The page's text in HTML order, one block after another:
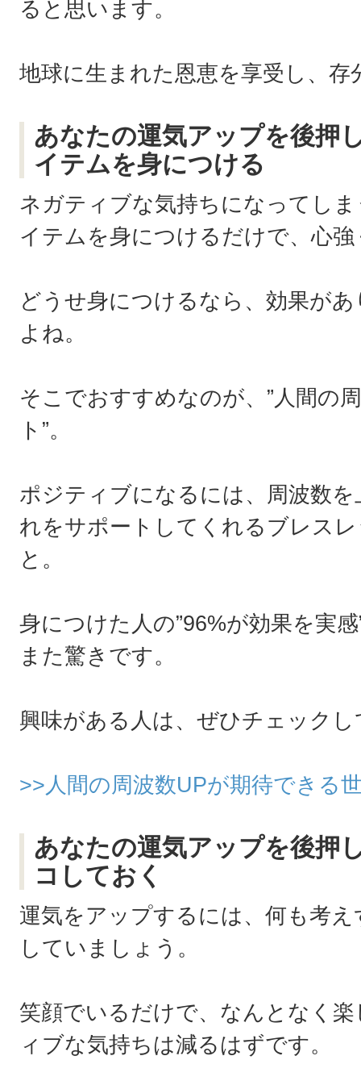
ると思います。
地球に生まれた恩恵を享受し、存
あなたの運気アップを後押
イテムを身につける
ネガティブな気持ちになってし
イテムを身につけるだけで、心
どうせ身につけるなら、効果が
よね。
そこでおすすめなのが、”人間の
ト”。
ポジティブになるには、周波数
れをサポートしてくれるブレス
と。
身につけた人の”96%が効果を実
また驚きです。
興味がある人は、ぜひチェック
>>人間の周波数UPが期待できる
あなたの運気アップを後押
コしておく
運気をアップするには、何も考
していましょう。
笑顔でいるだけで、なんとなく
ィブな気持ちは減るはずです。